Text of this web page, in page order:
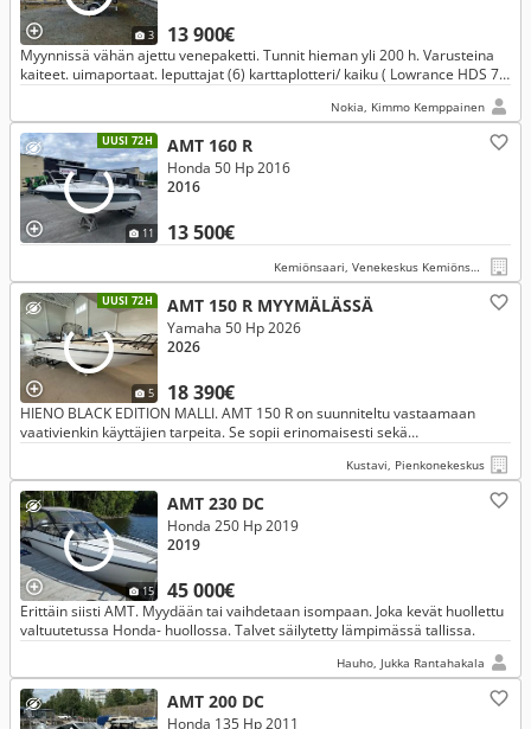
3 13 900€
Myynnissä vähän ajettu venepaketti. Tunnit hieman yli 200 h. Varusteina
kaiteet. uimaportaat. leputtajat (6) karttaplotteri/ kaiku ( Lowrance HDS 7),
Nokia, Kimmo Kemppainen
UUSI 72H
11
AMT 160 R
13 500€
Honda 50 Hp 2016
2016
Kemiönsaari, Venekeskus Kemiönsaari
UUSI 72H
5
AMT 150 R MYYMÄLÄSSÄ
18 390€
Yamaha 50 Hp 2026
2026
HIENO BLACK EDITION MALLI. AMT 150 R on suunniteltu vastaamaan
vaativienkin käyttäjien tarpeita. Se sopii erinomaisesti sekä
Kustavi, Pienkonekeskus
15
AMT 230 DC
45 000€
Honda 250 Hp 2019
2019
Erittäin siisti AMT. Myydään tai vaihdetaan isompaan. Joka kevät huollettu
valtuutetussa Honda- huollossa. Talvet säilytetty lämpimässä tallissa.
Hauho, Jukka Rantahakala
AMT 200 DC
Honda 135 Hp 2011